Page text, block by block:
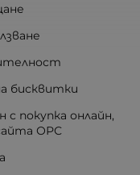
бисквитки
с покупка онлайн,
ОРС